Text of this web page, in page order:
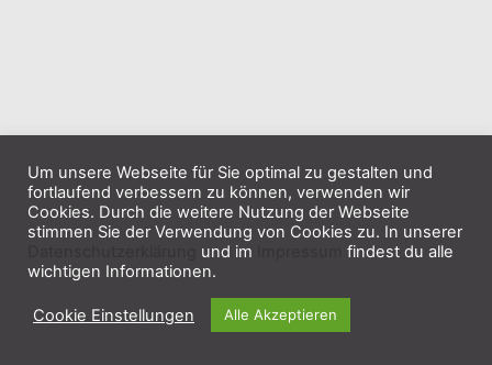
Um unsere Webseite für Sie optimal zu gestalten und
fortlaufend verbessern zu können, verwenden wir
Cookies. Durch die weitere Nutzung der Webseite
stimmen Sie der Verwendung von Cookies zu. In unserer
und im
findest du alle
wichtigen Informationen.
Cookie Einstellungen Alle Akzeptieren